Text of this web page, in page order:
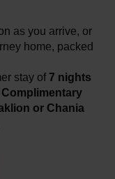
as you arrive, or
home, packed
stay of 7 nights
Complimentary
or Chania